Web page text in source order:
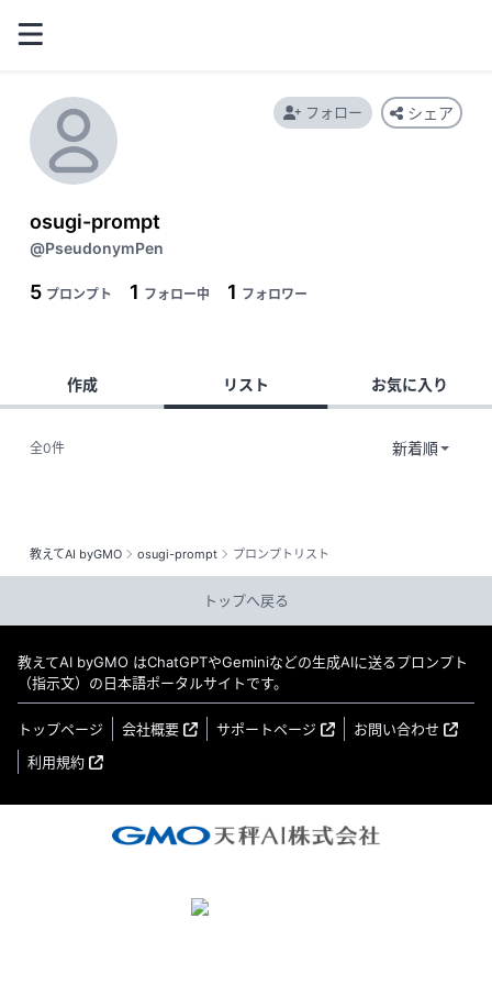
教えてAI byGMO osugi-prompt プロンプトリスト
osugi-prompt
@PseudonymPen
5 プロンプト 1 フォロー中 1 フォロワー
フォロー シェア
作成 リスト お気に入り
全0件
トップへ戻る
教えてAI byGMO はChatGPTやGeminiなどの生成AIに送るプロンプト
（指示文）の日本語ポータルサイトです。
トップページ 会社概要 サポートページ
お問い合わせ
利用規約